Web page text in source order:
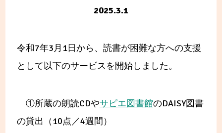
2025.3.1
令和7年3月1日から、読書が困難な方への支援
として以下のサービスを開始しました。
①所蔵の朗読CDやサピエ図書館のDAISY図書
の貸出（10点／4週間）